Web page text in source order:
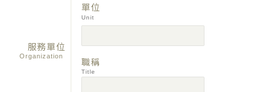
服務單位
Organization
單位
Unit
職稱
Title